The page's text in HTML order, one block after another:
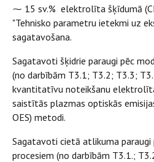
⁓ 15 sv.% elektrolīta šķīdumā
"Tehnisko parametru ietekmi uz
sagatavošana.
Sagatavoti šķidrie paraugi pēc
(no darbībām T3.1; T3.2; T3.3;
kvantitatīvu noteikšanu
saistītās plazmas optiskās
OES) metodi.
Sagatavoti cietā atlikuma
procesiem (no darbībām T3.1.;